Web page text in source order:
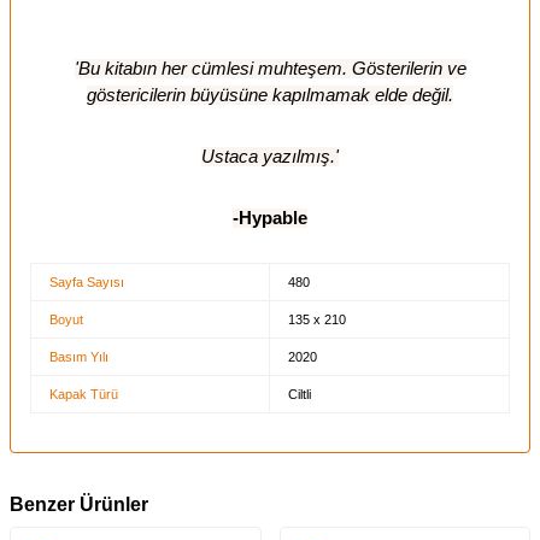
'Bu kitabın her cümlesi muhteşem. Gösterilerin ve
göstericilerin büyüsüne kapılmamak elde değil.
Ustaca yazılmış.'
-Hypable
Sayfa Sayısı 480
Boyut 135 x 210
Basım Yılı 2020
Kapak Türü Ciltli
Benzer Ürünler